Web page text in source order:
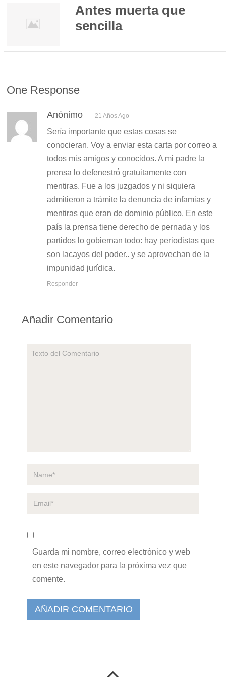
Antes muerta que
sencilla
One Response
Anónimo 21 Años Ago
Sería importante que estas cosas se
conocieran. Voy a enviar esta carta por correo a
todos mis amigos y conocidos. A mi padre la
prensa lo defenestró gratuitamente con
mentiras. Fue a los juzgados y ni siquiera
admitieron a trámite la denuncia de infamias y
mentiras que eran de dominio público. En este
país la prensa tiene derecho de pernada y los
partidos lo gobiernan todo: hay periodistas que
son lacayos del poder.. y se aprovechan de la
impunidad jurídica.
Responder
Añadir Comentario
Guarda mi nombre, correo electrónico y web
en este navegador para la próxima vez que
comente.